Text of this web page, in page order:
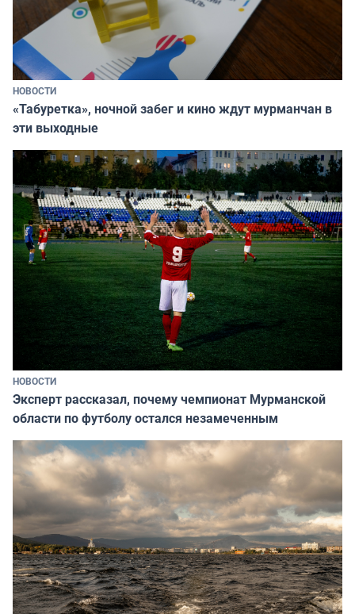
НОВОСТИ
«Табуретка», ночной забег и кино ждут мурманчан в
эти выходные
НОВОСТИ
Эксперт рассказал, почему чемпионат Мурманской
области по футболу остался незамеченным